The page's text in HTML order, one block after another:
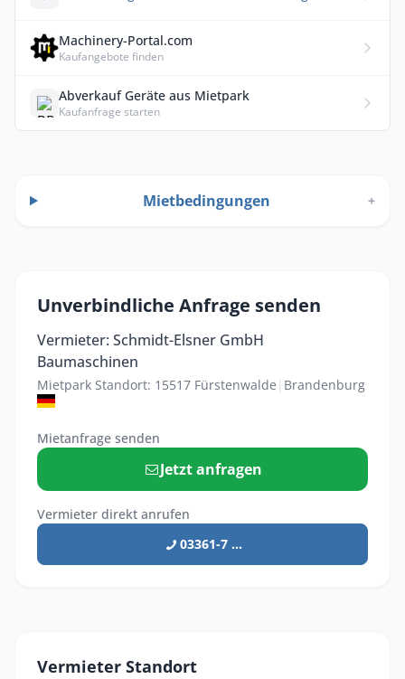
Machinery-Portal.com
Kaufangebote finden
Abverkauf Geräte aus Mietpark
Kaufanfrage starten
Mietbedingungen +
Unverbindliche Anfrage senden
Vermieter: Schmidt-Elsner GmbH
Baumaschinen
Mietpark Standort: 15517 Fürstenwalde | Brandenburg
Mietanfrage senden
Jetzt anfragen
Vermieter direkt anrufen
03361-7 ...
Vermieter Standort